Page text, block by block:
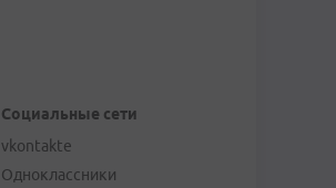
Социальные сети
vkontakte
Одноклассники